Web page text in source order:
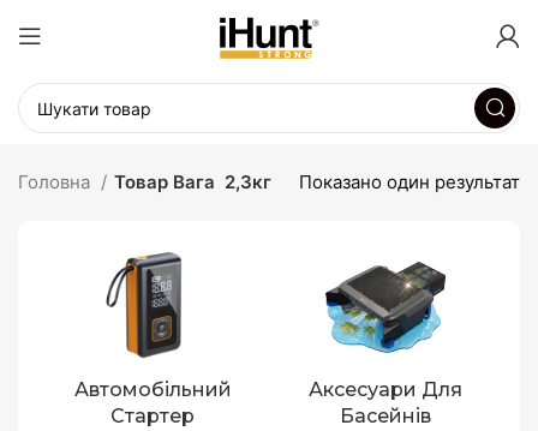
Головна Товар Вага 2,3кг Показано один результат
Автомобільний
Стартер
Аксесуари Для
Басейнів